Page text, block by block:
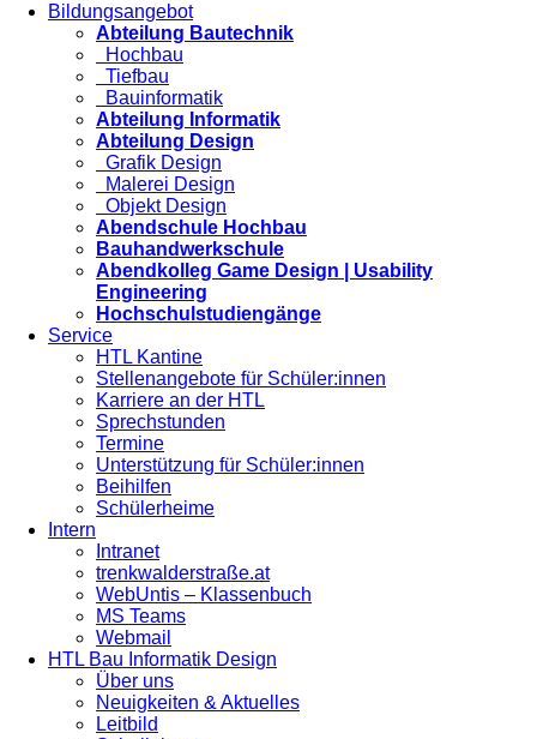
Bildungsangebot
Abteilung Bautechnik
Hochbau
Tiefbau
Bauinformatik
Abteilung Informatik
Abteilung Design
Grafik Design
Malerei Design
Objekt Design
Abendschule Hochbau
Bauhandwerkschule
Abendkolleg Game Design | Usability
Engineering
Hochschulstudiengänge
Service
HTL Kantine
Stellenangebote für Schüler:innen
Karriere an der HTL
Sprechstunden
Termine
Unterstützung für Schüler:innen
Beihilfen
Schülerheime
Intern
Intranet
trenkwalderstraße.at
WebUntis – Klassenbuch
MS Teams
Webmail
HTL Bau Informatik Design
Über uns
Neuigkeiten & Aktuelles
Leitbild